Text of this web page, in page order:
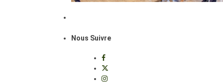
Nous Suivre